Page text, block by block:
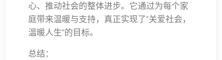
心、推动社会的整体进步。它通过为每个家
庭带来温暖与支持，真正实现了“关爱社会，
温暖人生”的目标。
总结：